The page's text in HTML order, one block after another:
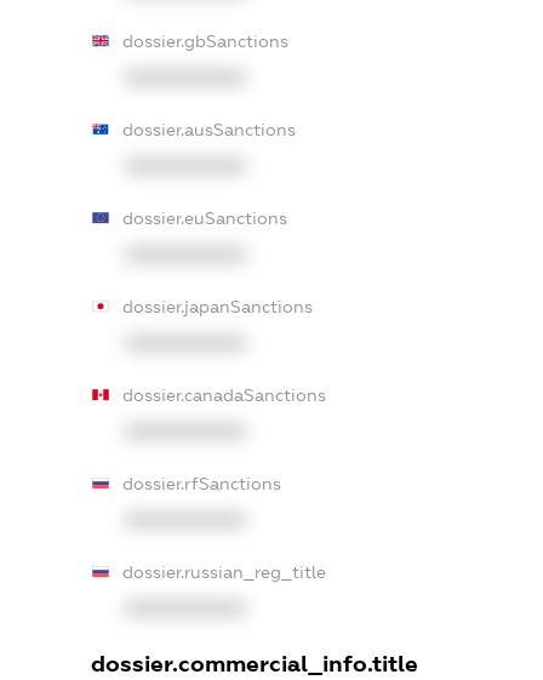
dossier.gbSanctions
dossier.ausSanctions
dossier.euSanctions
dossier.japanSanctions
dossier.canadaSanctions
dossier.rfSanctions
dossier.russian_reg_title
dossier.commercial_info.title